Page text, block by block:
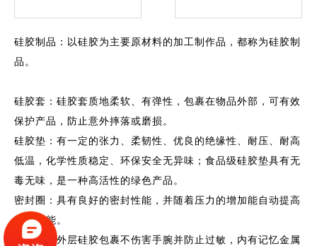
硅胶制品：以硅胶为主要原材料的加工制作品，都称为硅胶制
品。
硅胶套：硅胶套质地柔软、有弹性，包裹在物品外部，可有效
保护产品，防止意外摔落或磨损。
硅胶垫：有一定的张力、柔韧性、优良的绝缘性、耐压、耐高
低温，化学性质稳定、环保安全无异味；食品级硅胶垫具有无
毒无味，是一种高活性的绿色产品。
密封圈：具有良好的密封性能，并随着压力的增加能自动提高
密封性能。
啪啪圈：外层硅胶包裹不伤害手腕并防止过敏，内有记忆金属